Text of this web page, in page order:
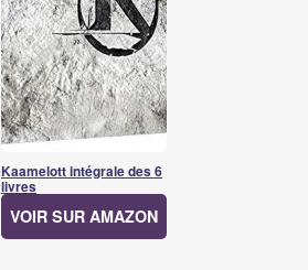
Kaamelott intégrale des 6
livres
VOIR SUR AMAZON